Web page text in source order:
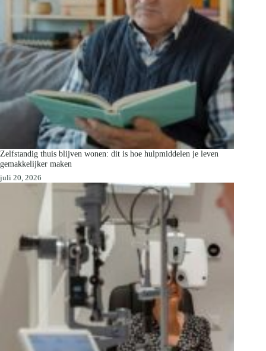
Zelfstandig thuis blijven wonen: dit is hoe hulpmiddelen je leven
gemakkelijker maken
juli 20, 2026